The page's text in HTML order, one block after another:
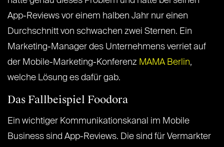
App-Reviews vor einem halben Jahr nur einen
Durchschnitt von schwachen zwei Sternen. Ein
Marketing-Manager des Unternehmens verriet auf
der Mobile-Marketing-Konferenz MAMA Berlin,
welche Lösung es dafür gab.
Das Fallbeispiel Foodora
Ein wichtiger Kommunikationskanal im Mobile
Business sind App-Reviews. Die sind für Vermarkter